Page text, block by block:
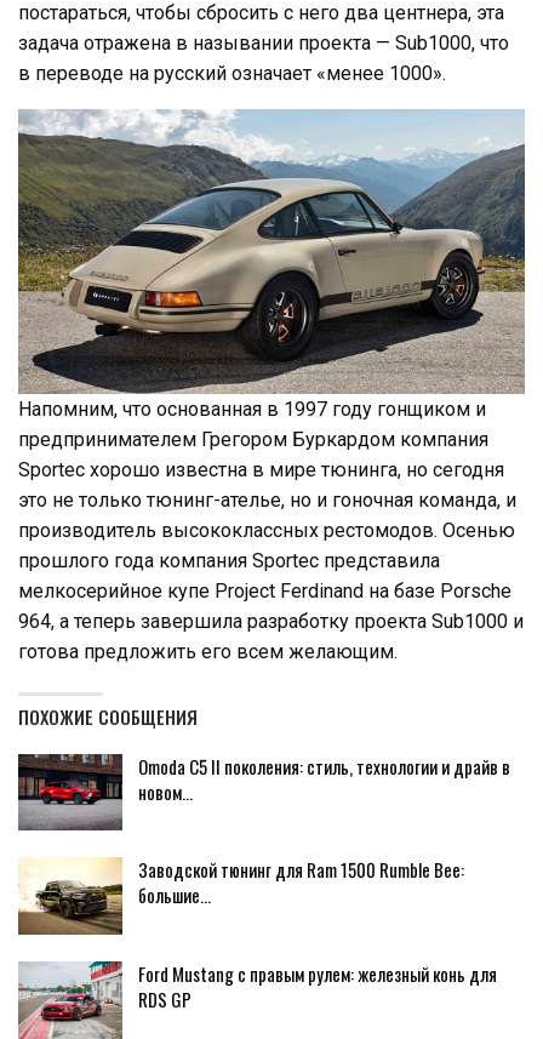
постараться, чтобы сбросить с него два центнера, эта
задача отражена в назывании проекта — Sub1000, что
в переводе на русский означает «менее 1000».
Напомним, что основанная в 1997 году гонщиком и
предпринимателем Грегором Буркардом компания
Sportec хорошо известна в мире тюнинга, но сегодня
это не только тюнинг-ателье, но и гоночная команда, и
производитель высококлассных рестомодов. Осенью
прошлого года компания Sportec представила
мелкосерийное купе Project Ferdinand на базе Porsche
964, а теперь завершила разработку проекта Sub1000 и
готова предложить его всем желающим.
ПОХОЖИЕ СООБЩЕНИЯ
Omoda C5 II поколения: стиль, технологии и драйв в
новом…
Заводской тюнинг для Ram 1500 Rumble Bee:
большие…
Ford Mustang с правым рулем: железный конь для
RDS GP